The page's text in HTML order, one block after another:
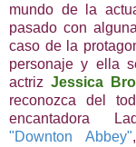
mundo de la
pasado con
caso de la
personaje y ella
actriz Jessica
reconozca del
encantadora
"Downton Abbey"